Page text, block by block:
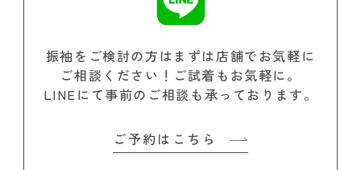
振袖をご検討の方はまずは店舗でお気軽に
ご相談ください！ ご試着もお気軽に。
LINEにて事前のご相談も承っております。
ご予約はこちら